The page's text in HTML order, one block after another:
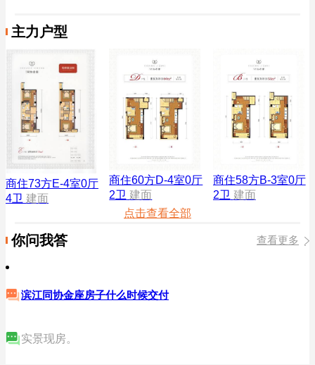
主力户型
商住73方E-4室0厅
4卫 建面
商住60方D-4室0厅
2卫 建面
商住58方B-3室0厅
2卫 建面
点击查看全部
你问我答 查看更多
滨江同协金座房子什么时候交付
实景现房。